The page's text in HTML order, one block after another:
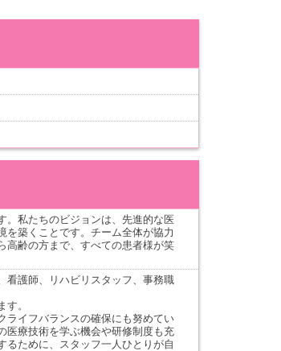
。私たちのビジョンは、先進的な医
を築くことです。チーム全体が協力
高齢の方まで、すべての患者様が笑
看護師、リハビリスタッフ、事務職
。
ライフバランスの確保にも努めてい
医療技術を学ぶ機会や研修制度も充
るために、スタッフ一人ひとりが自